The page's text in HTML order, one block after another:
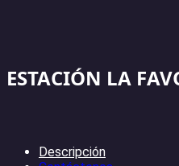
ESTACIÓN LA
Descripción